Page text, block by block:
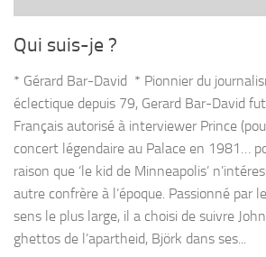
Qui suis-je ?
* Gérard Bar-David * Pionnier du
éclectique depuis 79, Gerard Bar-David
Français autorisé à interviewer Prince
concert légendaire au Palace en 1981…
raison que ‘le kid de Minneapolis’
autre confrère à l’époque. Passionné par
sens le plus large, il a choisi de suivre
ghettos de l’apartheid, Björk dans ses...